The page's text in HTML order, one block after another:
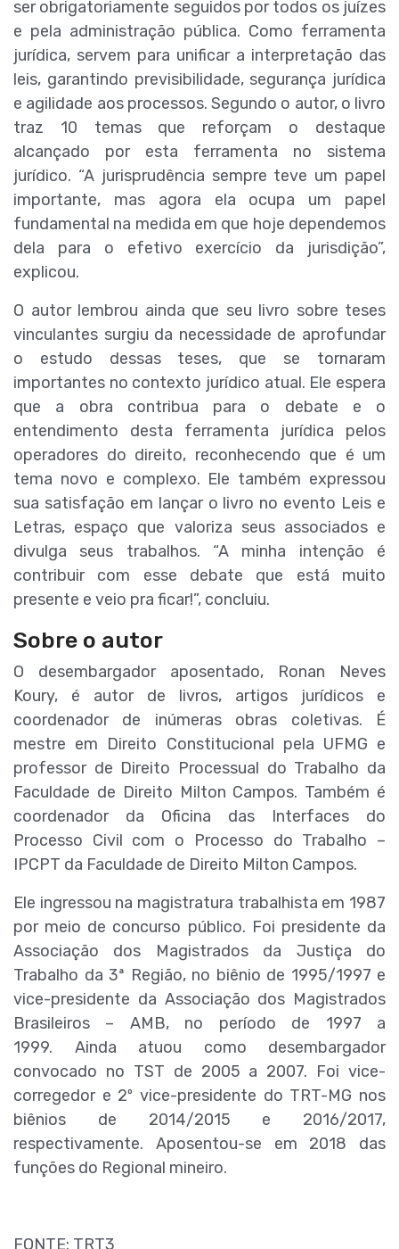
ser obrigatoriamente seguidos por todos os juízes
e pela administração pública. Como ferramenta
jurídica, servem para unificar a interpretação das
leis, garantindo previsibilidade, segurança jurídica
e agilidade aos processos. Segundo o autor, o livro
traz 10 temas que reforçam o destaque
alcançado por esta ferramenta no sistema
jurídico. “A jurisprudência sempre teve um papel
importante, mas agora ela ocupa um papel
fundamental na medida em que hoje dependemos
dela para o efetivo exercício da jurisdição”,
explicou.
O autor lembrou ainda que seu livro sobre teses
vinculantes surgiu da necessidade de aprofundar
o estudo dessas teses, que se tornaram
importantes no contexto jurídico atual. Ele espera
que a obra contribua para o debate e o
entendimento desta ferramenta jurídica pelos
operadores do direito, reconhecendo que é um
tema novo e complexo. Ele também expressou
sua satisfação em lançar o livro no evento Leis e
Letras, espaço que valoriza seus associados e
divulga seus trabalhos. “A minha intenção é
contribuir com esse debate que está muito
presente e veio pra ficar!”, concluiu.
Sobre o autor
O desembargador aposentado, Ronan Neves
Koury, é autor de livros, artigos jurídicos e
coordenador de inúmeras obras coletivas. É
mestre em Direito Constitucional pela UFMG e
professor de Direito Processual do Trabalho da
Faculdade de Direito Milton Campos. Também é
coordenador da Oficina das Interfaces do
Processo Civil com o Processo do Trabalho –
IPCPT da Faculdade de Direito Milton Campos.
Ele ingressou na magistratura trabalhista em 1987
por meio de concurso público. Foi presidente da
Associação dos Magistrados da Justiça do
Trabalho da 3ª Região, no biênio de 1995/1997 e
vice-presidente da Associação dos Magistrados
Brasileiros – AMB, no período de 1997 a
1999. Ainda atuou como desembargador
convocado no TST de 2005 a 2007. Foi vice-
corregedor e 2º vice-presidente do TRT-MG nos
biênios de 2014/2015 e 2016/2017,
respectivamente. Aposentou-se em 2018 das
funções do Regional mineiro.
FONTE: TRT3